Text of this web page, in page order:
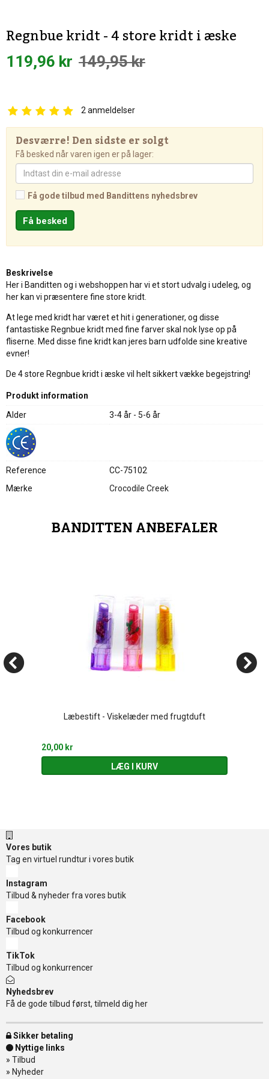
Regnbue kridt - 4 store kridt i æske
119,96 kr 149,95 kr
2 anmeldelser
Desværre! Den sidste er solgt
Få besked når varen igen er på lager:
Få gode tilbud med Bandittens nyhedsbrev
Beskrivelse
Her i Banditten og i webshoppen har vi et stort udvalg i udeleg, og
her kan vi præsentere fine store kridt.
At lege med kridt har været et hit i generationer, og disse
fantastiske Regnbue kridt med fine farver skal nok lyse op på
fliserne. Med disse fine kridt kan jeres barn udfolde sine kreative
evner!
De 4 store Regnbue kridt i æske vil helt sikkert vække begejstring!
Produkt information
Alder
3-4 år - 5-6 år
Reference
CC-75102
Mærke
Crocodile Creek
BANDITTEN ANBEFALER
Læbestift - Viskelæder med frugtduft
20,00 kr
LÆG I KURV
Vores butik
Tag en virtuel rundtur i vores butik
Instagram
Tilbud & nyheder fra vores butik
Facebook
Tilbud og konkurrencer
TikTok
Tilbud og konkurrencer
Nyhedsbrev
Få de gode tilbud først, tilmeld dig her
Sikker betaling
Nyttige links
» Tilbud
» Nyheder